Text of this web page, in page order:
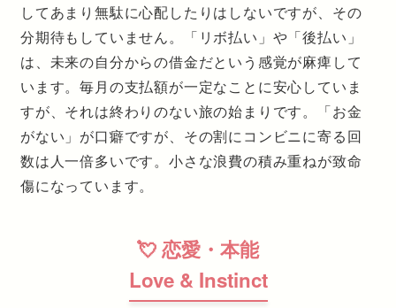
してあまり無駄に心配したりはしないですが、その
分期待もしていません。「リボ払い」や「後払い」
は、未来の自分からの借金だという感覚が麻痺して
います。毎月の支払額が一定なことに安心していま
すが、それは終わりのない旅の始まりです。「お金
がない」が口癖ですが、その割にコンビニに寄る回
数は人一倍多いです。小さな浪費の積み重ねが致命
傷になっています。
💘 恋愛・本能
Love & Instinct